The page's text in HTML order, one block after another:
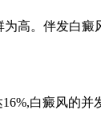
高。伴发白癜
白癜风的并